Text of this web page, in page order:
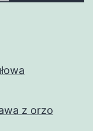
z orzo